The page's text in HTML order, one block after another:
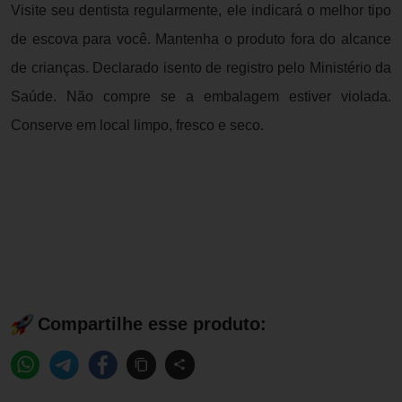
Visite seu dentista regularmente, ele indicará o melhor tipo
de escova para você. Mantenha o produto fora do alcance
de crianças. Declarado isento de registro pelo Ministério da
Saúde. Não compre se a embalagem estiver violada.
Conserve em local limpo, fresco e seco.
Compartilhe esse produto: